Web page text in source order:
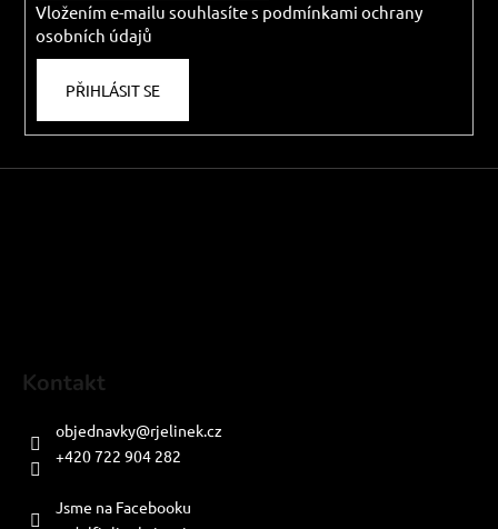
Vložením e-mailu souhlasíte s podmínkami ochrany
osobních údajů
PŘIHLÁSIT SE
Kontakt
objednavky@rjelinek.cz
+420 722 904 282
Jsme na Facebooku